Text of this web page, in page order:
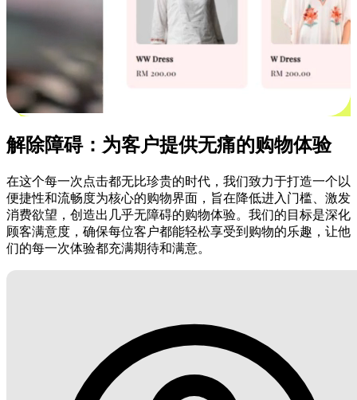
解除障碍：为客户提供无痛的购物体验
在这个每一次点击都无比珍贵的时代，我们致力于打造一个以
便捷性和流畅度为核心的购物界面，旨在降低进入门槛、激发
消费欲望，创造出几乎无障碍的购物体验。我们的目标是深化
顾客满意度，确保每位客户都能轻松享受到购物的乐趣，让他
们的每一次体验都充满期待和满意。